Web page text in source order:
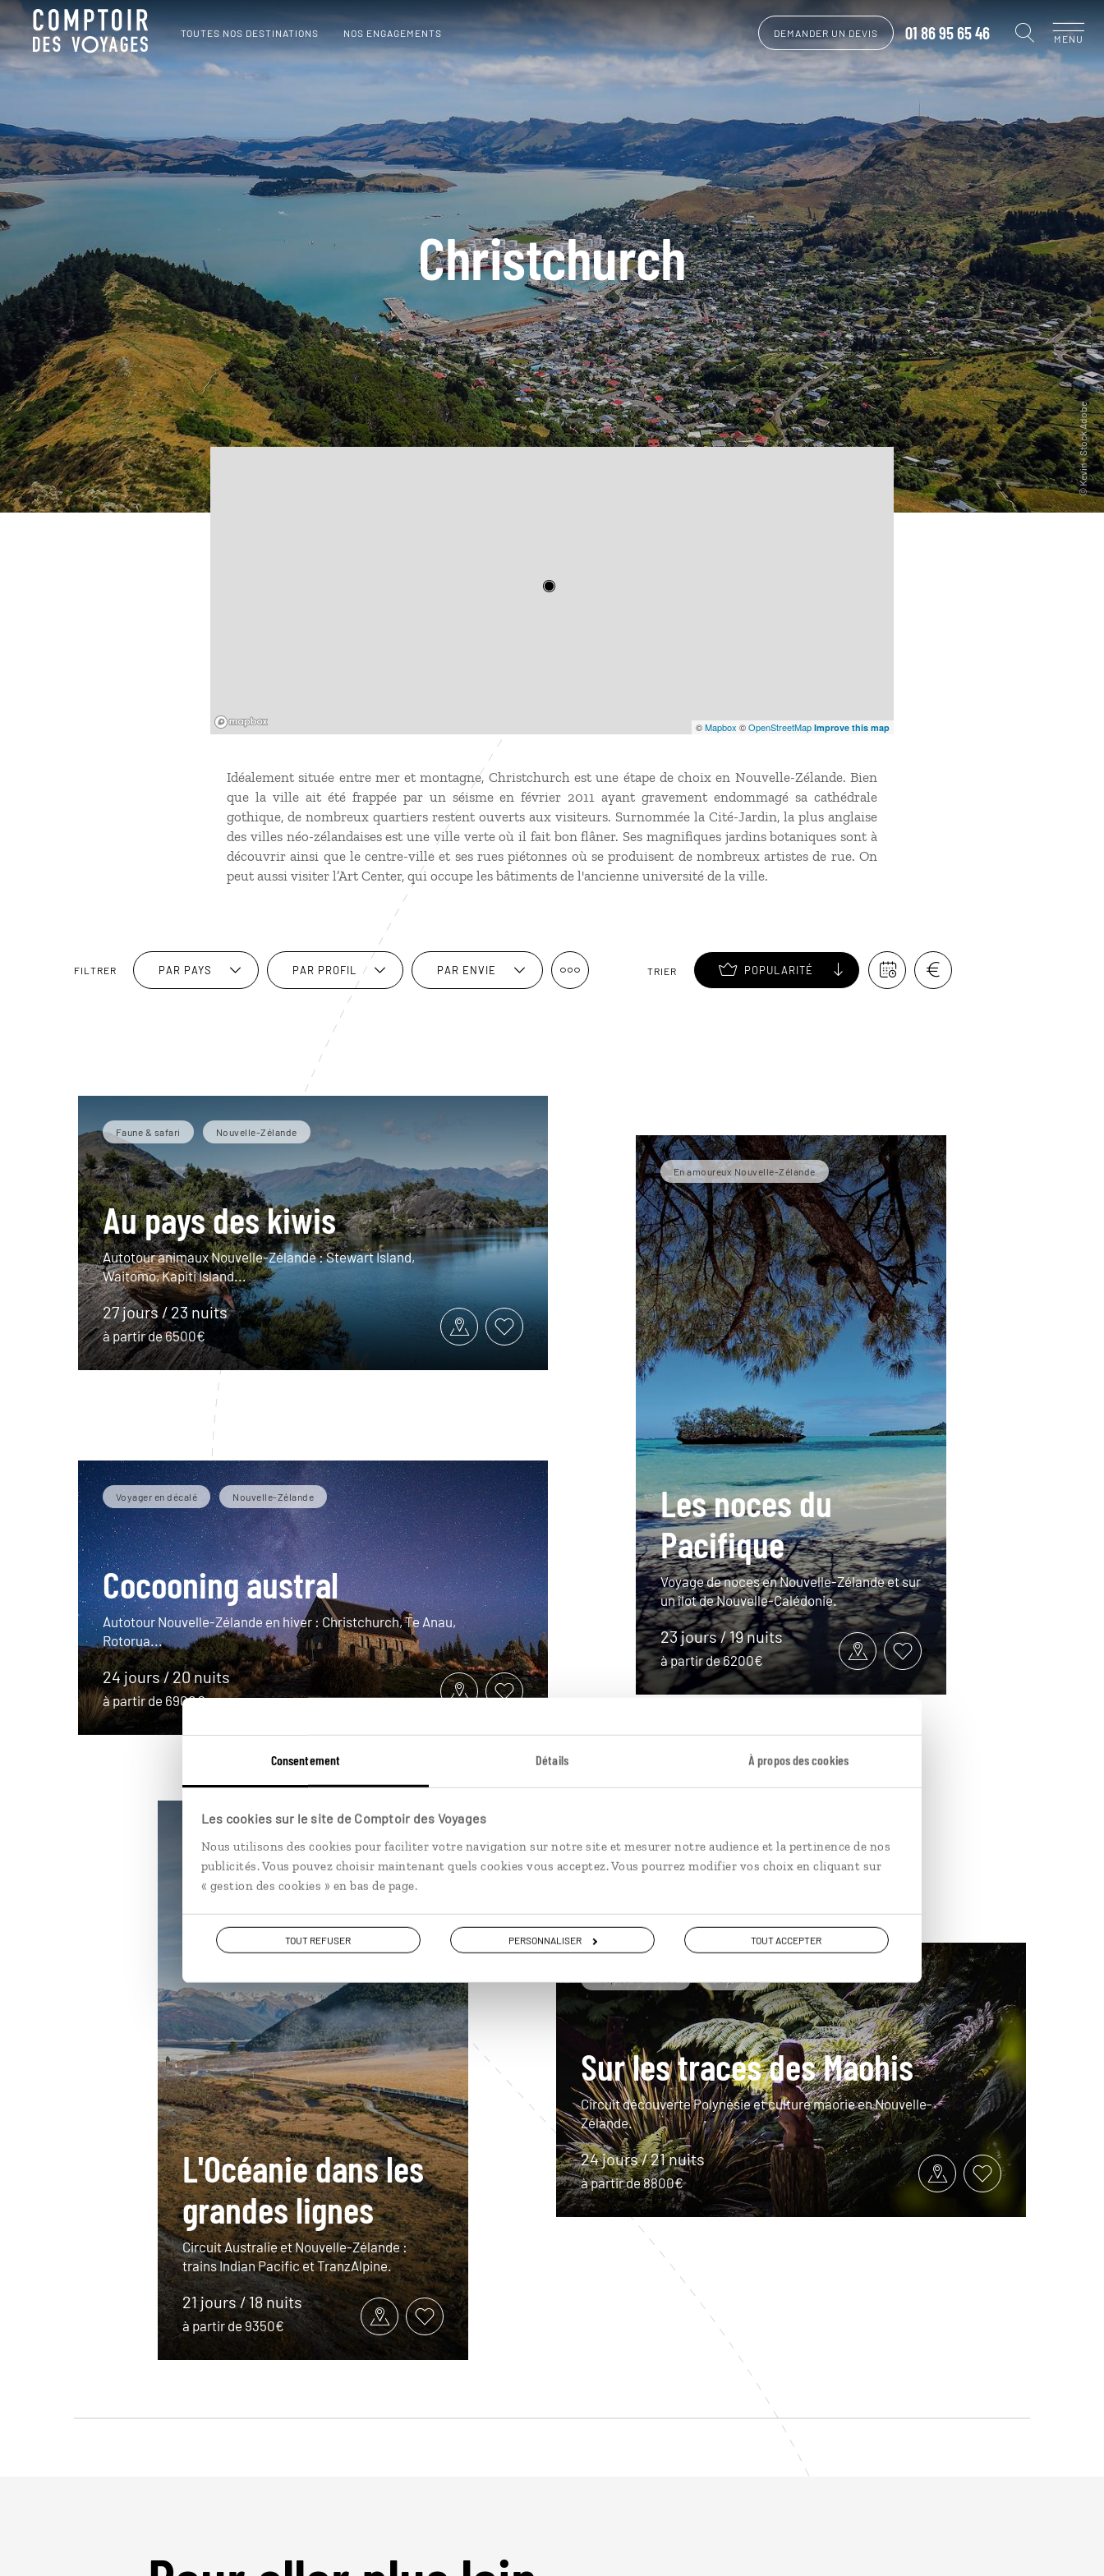
Consentement Détails À propos des cookies
Les cookies sur le site de Comptoir des Voyages
Nous utilisons des cookies pour faciliter votre navigation sur notre site et mesurer notre audience et la pertinence de nos
publicités. Vous pouvez choisir maintenant quels cookies vous acceptez. Vous pourrez modifier vos choix en cliquant sur
« gestion des cookies » en bas de page.
TOUT REFUSER PERSONNALISER TOUT ACCEPTER
TOUTES NOS DESTINATIONS NOS ENGAGEMENTS DEMANDER UN DEVIS 01 86 95 65 46 MENU
Christchurch
©Mapbox ©OpenStreetMap Improve this map
Idéalement située entre mer et montagne, Christchurch est une étape de choix en Nouvelle-Zélande. Bien
que la ville ait été frappée par un séisme en février 2011 ayant gravement endommagé sa cathédrale
gothique, de nombreux quartiers restent ouverts aux visiteurs. Surnommée la Cité-Jardin, la plus anglaise
des villes néo-zélandaises est une ville verte où il fait bon flâner. Ses magnifiques jardins botaniques sont à
découvrir ainsi que le centre-ville et ses rues piétonnes où se produisent de nombreux artistes de rue. On
peut aussi visiter l’Art Center, qui occupe les bâtiments de l'ancienne université de la ville.
FILTRER PAR PAYS PAR PROFIL PAR ENVIE TRIER POPULARITÉ
Faune & safari Nouvelle-Zélande
Au pays des kiwis
Autotour animaux Nouvelle-Zélande : Stewart Island,
Waitomo, Kapiti Island...
27 jours / 23 nuits
à partir de 6500€
Voyager en décalé Nouvelle-Zélande
Cocooning austral
Autotour Nouvelle-Zélande en hiver : Christchurch, Te Anau,
Rotorua...
24 jours / 20 nuits
à partir de 6900€
En amoureux Nouvelle-Zélande
Les noces du
Pacifique
Voyage de noces en Nouvelle-Zélande et sur
un îlot de Nouvelle-Calédonie.
23 jours / 19 nuits
à partir de 6200€
L'Océanie dans les
grandes lignes
Circuit Australie et Nouvelle-Zélande :
trains Indian Pacific et TranzAlpine.
21 jours / 18 nuits
à partir de 9350€
Sur les traces des Maohis
Circuit découverte Polynésie et culture maorie en Nouvelle-
Zélande.
24 jours / 21 nuits
à partir de 8800€